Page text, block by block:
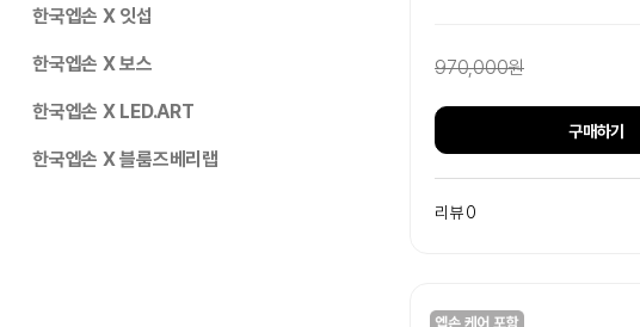
한국엡손 X 잇섭
한국엡손 X 보스
한국엡손 X LED.ART
한국엡손 X 블룸즈베리랩
970,000원
구매하기
리뷰 0